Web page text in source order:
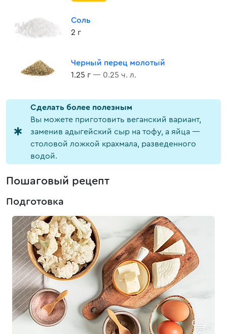
Соль
2 г
Черный перец молотый
1.25 г — 0.25 ч. л.
Cделать более полезным
Вы можете приготовить веганский вариант,
заменив адыгейский сыр на тофу, а яйца —
столовой ложкой крахмала, разведенного
водой.
Пошаговый рецепт
Подготовка